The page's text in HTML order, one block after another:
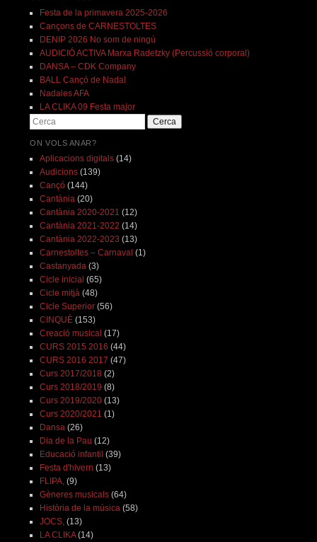
Festa de la primavera 2025-2026
Cançons de CARNESTOLTES
DENIP 2026 No som de ningú
AUDICIÓ ACTIVA Marxa Radetzky (Percussió corporal)
DANSA – CDK Company
BALL Cançó de Nadal
Nadales AFA
LA CLIKA 09 Festa major
Cerca
ON VOLS ANAR?
Aplicacions digitals(14)
Audicions(139)
Cançó(144)
Cantània (20)
Cantània 2020-2021 (12)
Cantània 2021-2022 (14)
Cantània 2022-2023 (13)
Carnestoltes – Carnaval (1)
Castanyada (3)
Cicle inicial (65)
Cicle mitjà (48)
Cicle Superior(56)
CINQUÈ(153)
Creació musical (17)
CURS 2015 2016 (44)
CURS 2016 2017 (47)
Curs 2017/2018 (2)
Curs 2018/2019 (8)
Curs 2019/2020(13)
Curs 2020/2021 (1)
Dansa (26)
Dia de la Pau (12)
Educació infantil (39)
Festa d'hivern (13)
FLIPA, (9)
Gèneres musicals(64)
Història de la música (58)
JOCS, (13)
LA CLIKA(14)